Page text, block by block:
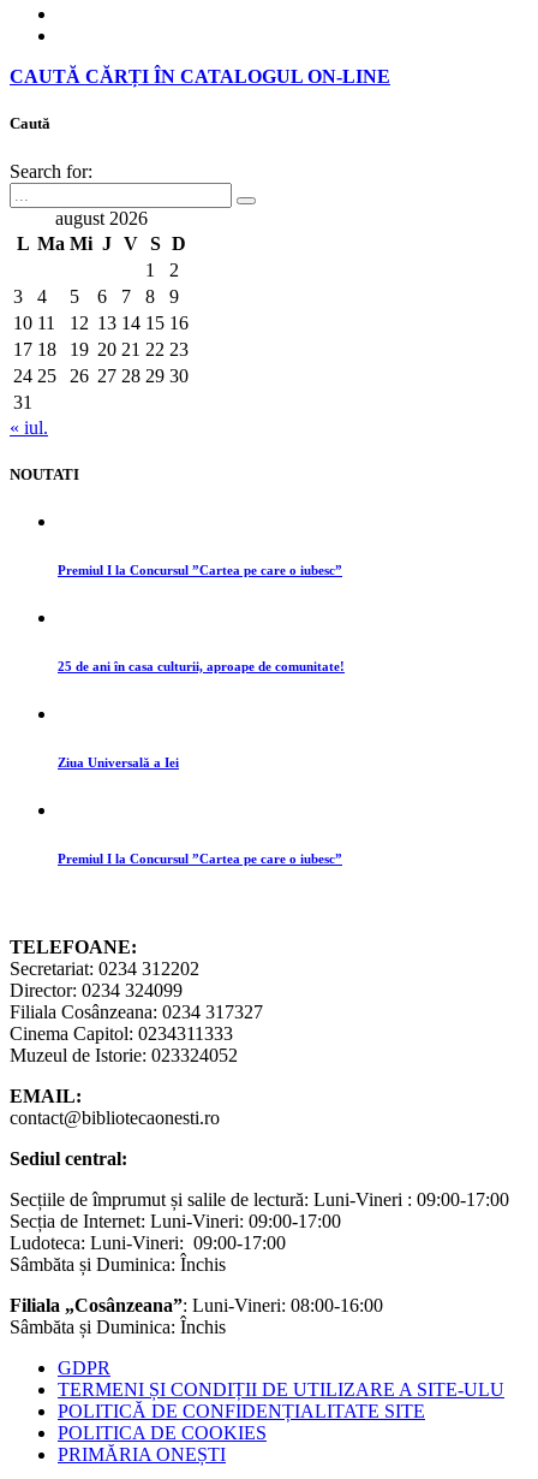
CAUTĂ CĂRȚI ÎN CATALOGUL ON-LINE
Caută
Search for:
august 2026
L Ma Mi J V S D
1
2
3
4 5 6 7 8
9
10 11 12 13 14 15 16
17 18 19 20 21 22 23
24 25 26 27 28 29 30
31
« iul.
NOUTATI
Premiul I la Concursul ”Cartea pe care o iubesc”
25 de ani în casa culturii, aproape de comunitate!
Ziua Universală a Iei
Premiul I la Concursul ”Cartea pe care o iubesc”
TELEFOANE:
Secretariat: 0234 312202
Director: 0234 324099
Filiala Cosânzeana: 0234 317327
Cinema Capitol: 0234311333
Muzeul de Istorie: 023324052
EMAIL:
contact@bibliotecaonesti.ro
Sediul central:
Secțiile de împrumut și salile de lectură: Luni-Vineri : 09:00-17:00
Secția de Internet: Luni-Vineri: 09:00-17:00
Ludoteca: Luni-Vineri: 09:00-17:00
Sâmbăta și Duminica: Închis
Filiala „Cosânzeana”: Luni-Vineri: 08:00-16:00
Sâmbăta și Duminica: Închis
GDPR
TERMENI ȘI CONDIȚII DE UTILIZARE A SITE-ULU
POLITICĂ DE CONFIDENȚIALITATE SITE
POLITICA DE COOKIES
PRIMĂRIA ONEȘTI